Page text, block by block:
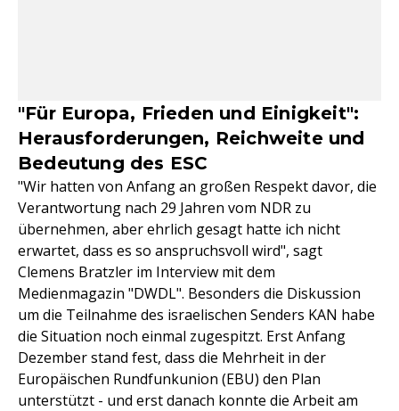
"Für Europa, Frieden und Einigkeit":
Herausforderungen, Reichweite und
Bedeutung des ESC
"Wir hatten von Anfang an großen Respekt davor, die
Verantwortung nach 29 Jahren vom NDR zu
übernehmen, aber ehrlich gesagt hatte ich nicht
erwartet, dass es so anspruchsvoll wird", sagt
Clemens Bratzler im Interview mit dem
Medienmagazin "DWDL". Besonders die Diskussion
um die Teilnahme des israelischen Senders KAN habe
die Situation noch einmal zugespitzt. Erst Anfang
Dezember stand fest, dass die Mehrheit in der
Europäischen Rundfunkunion (EBU) den Plan
unterstützt - und erst danach konnte die Arbeit am